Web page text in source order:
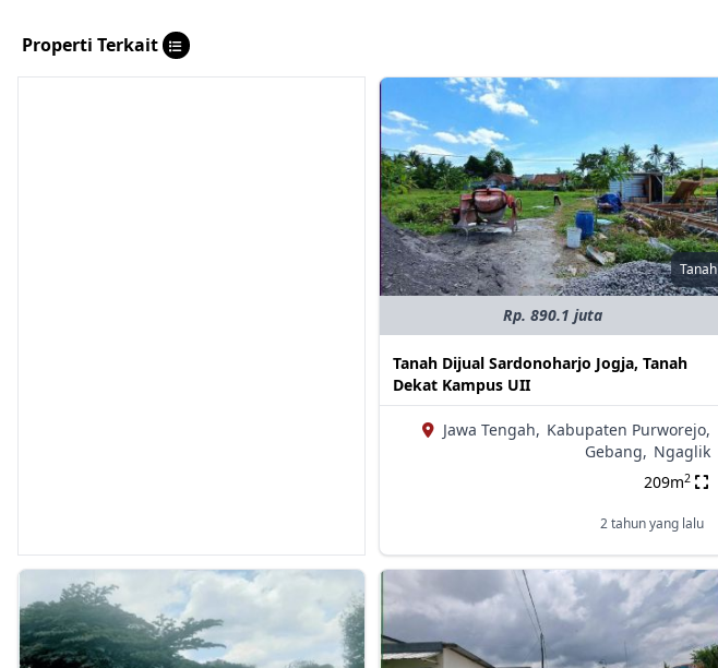
Properti Terkait
Tanah
Rp. 890.1 juta
Tanah Dijual Sardonoharjo Jogja, Tanah
Dekat Kampus UII
Jawa Tengah, Kabupaten Purworejo,
Gebang, Ngaglik
209m2
2 tahun yang lalu